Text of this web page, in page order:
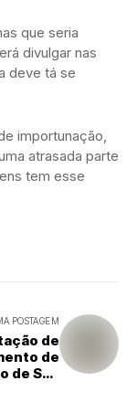
que seria
divulgar nas
deve tá se
importunação,
atrasada parte
tem esse
POSTAGEM
de
de
de São